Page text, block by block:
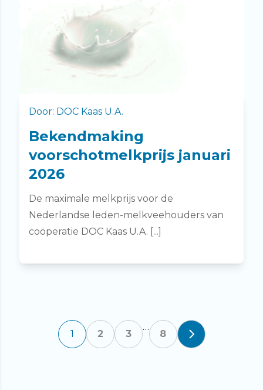
Door: DOC Kaas U.A.
Bekendmaking
voorschotmelkprijs januari
2026
De maximale melkprijs voor de
Nederlandse leden-melkveehouders van
coöperatie DOC Kaas U.A. [...]
Posts1 2 3
…
8